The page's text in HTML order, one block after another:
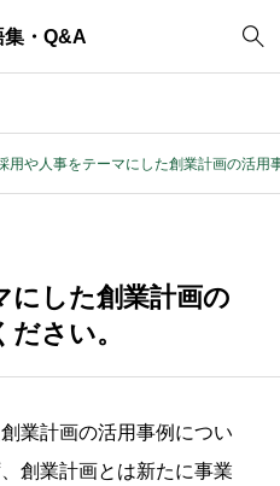
・Q&A
2465
用や人事をテーマにした創業計画の活用
にした創業計画の
さい。
業計画の活用事例につい
創業計画とは新たに事業